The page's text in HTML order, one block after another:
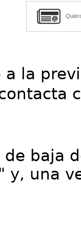
a la
de baja
y, una